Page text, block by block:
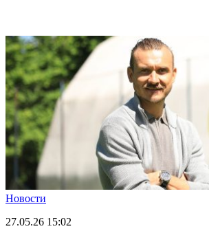
Новости
27.05.26 15:02